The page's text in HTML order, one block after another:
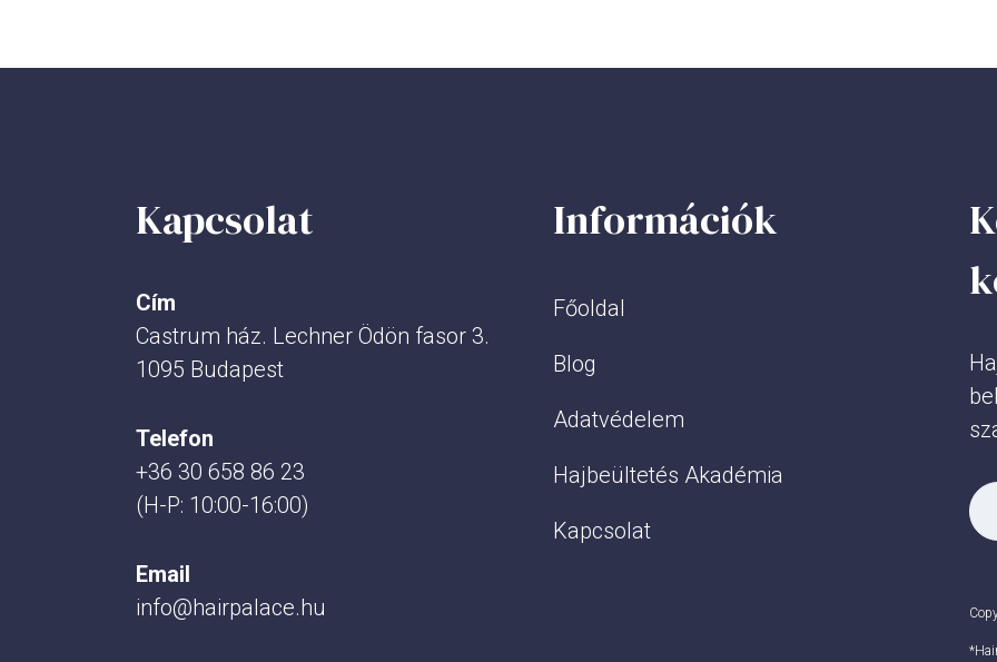
Kapcsolat
Cím
Castrum ház. Lechner Ödön fasor 3.
1095 Budapest
Telefon
+36 30 658 86 23
(H-P: 10:00-16:00)
Email
info@hairpalace.hu
Információk
Főoldal
Blog
Adatvédelem
Hajbeültetés Akadémia
Kapcsolat